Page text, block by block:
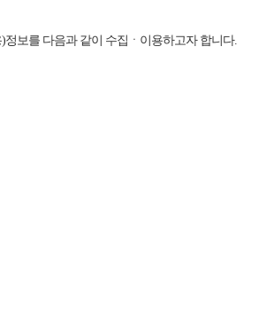
보를 다음과 같이 수집ㆍ이용하고자 합니다.